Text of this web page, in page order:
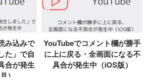
み込みで
た」で自
合が発生
）
YouTubeでコメント欄が勝手
に上に戻る・全画面になる不
具合が発生中（iOS版）